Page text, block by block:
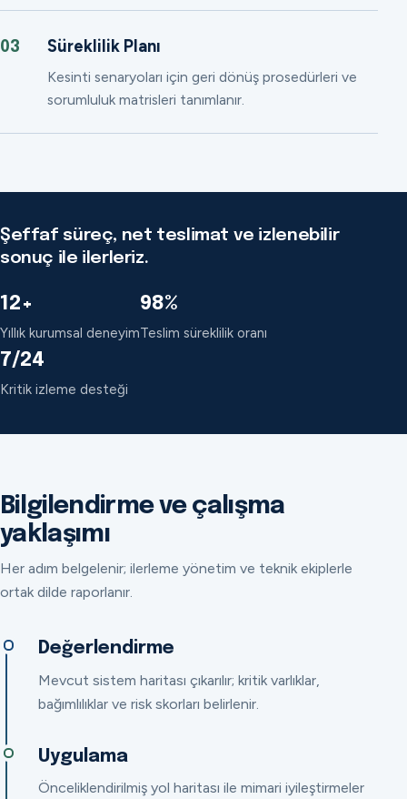
03 Süreklilik Planı
Kesinti senaryoları için geri dönüş prosedürleri ve
sorumluluk matrisleri tanımlanır.
Şeffaf süreç, net teslimat ve izlenebilir
sonuç ile ilerleriz.
12+
Yıllık kurumsal deneyim
98%
Teslim süreklilik oranı
7/24
Kritik izleme desteği
Bilgilendirme ve çalışma
yaklaşımı
Her adım belgelenir; ilerleme yönetim ve teknik ekiplerle
ortak dilde raporlanır.
Değerlendirme
Mevcut sistem haritası çıkarılır; kritik varlıklar,
bağımlılıklar ve risk skorları belirlenir.
Uygulama
Önceliklendirilmiş yol haritası ile mimari iyileştirmeler